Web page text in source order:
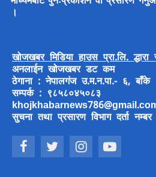
।
खोजखबर मिडिया हाउस प्रा.लि. द्धारा
अनलाईन खोजखबर डट कम
ठेगाना : नेपालगंज उ.म.न.पा.- ६, बाँके
सम्पर्क : ९८५८०४५०८३
सुचना तथा प्रसारण विभाग दर्ता